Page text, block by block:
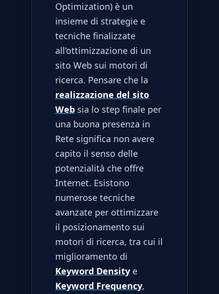
Optimization) è un
insieme di strategie e
tecniche finalizzate
all’ottimizzazione di un
sito Web sui motori di
ricerca. Pensare che la
realizzazione del sito
Web sia lo step finale per
una buona presenza in
Rete significa non avere
capito il senso delle
potenzialità che offre
Internet. Esistono
numerose tecniche
avanzate per ottimizzare
il posizionamento sui
motori di ricerca, tra cui il
miglioramento di
Keyword Densitye
Keyword Frequency,